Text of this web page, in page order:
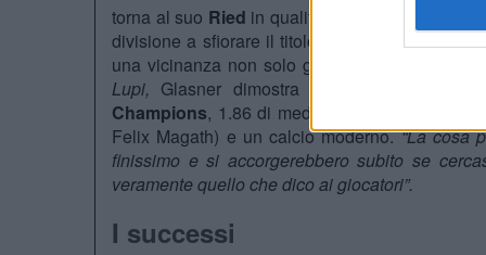
torna al suo Ried in qualità di allenatore. Si fa
divisione a sfiorare il titolo nazionale nel
una vicinanza non solo geografica, ma anche
Lupi, Glasner dimostra il proprio valore
Champions, 1.86 di media punti (il secondo
Felix Magath) e un calcio moderno.“La cosa
finissimo e si accorgerebbero subito se
veramente quello che dico ai giocatori”.
I successi